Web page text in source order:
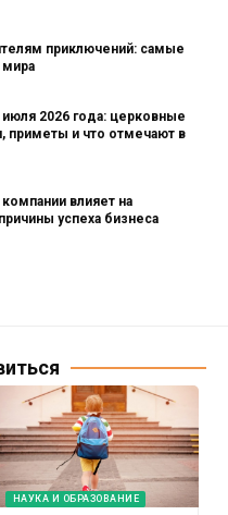
приключений: самые
июля 2026 года: церковные
приметы и что отмечают в
влияет на
успеха бизнеса
НАУКА И ОБРАЗОВАНИЕ